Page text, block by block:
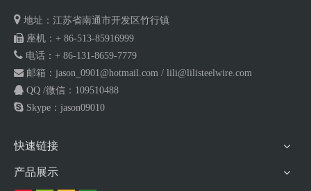
 地址：江苏省南通市开发区竹行镇
 座机：+ 86-513-85916999
 电话：+ 86-131-8659-7779
 邮箱： jason_0901@hotmail.com / lili@lilisteelwire.com
 QQ /微信 ： 109510488
 Skype ： jason09010
快速链接
产品展示